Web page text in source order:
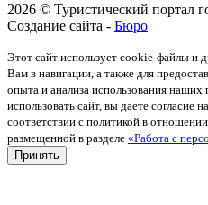
2026 © Туристический портал
Создание сайта - Бюро
Этот сайт использует cookie-файлы и
Вам в навигации, а также для
опыта и анализа использования
использовать сайт, вы даете согласие
соответствии с политикой в
размещенной в разделе «Работа с
Принять